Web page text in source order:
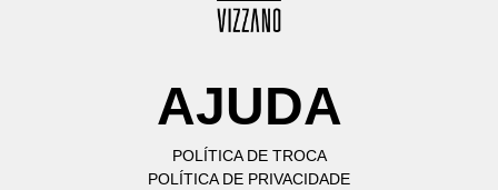
AJUDA
POLÍTICA DE TROCA
POLÍTICA DE PRIVACIDADE